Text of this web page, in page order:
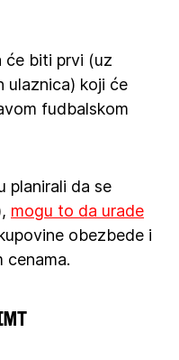
će biti prvi (uz
ulaznica) koji će
fudbalskom
planirali da se
mogu to da urade
obezbede i
cenama.